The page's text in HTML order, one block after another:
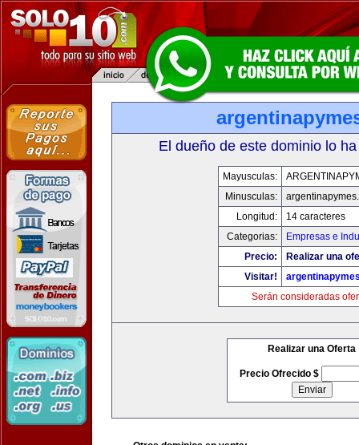
El dueño de este dominio lo
Mayusculas:
Minusculas:
Longitud:
14 caracteres
Categorias:
Empresas e
Precio:
Realizar una
Visitar!
Serán consideradas
Realizar una Oferta
Precio Ofrecido $